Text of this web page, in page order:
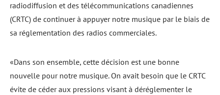
radiodiffusion et des télécommunications canadiennes
(CRTC) de continuer à appuyer notre musique par le biais de
sa réglementation des radios commerciales.
«Dans son ensemble, cette décision est une bonne
nouvelle pour notre musique. On avait besoin que le CRTC
évite de céder aux pressions visant à déréglementer le